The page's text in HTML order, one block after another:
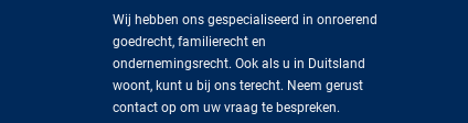
Wij hebben ons gespecialiseerd in onroerend
goedrecht, familierecht en
ondernemingsrecht. Ook als u in Duitsland
woont, kunt u bij ons terecht. Neem gerust
contact op om uw vraag te bespreken.